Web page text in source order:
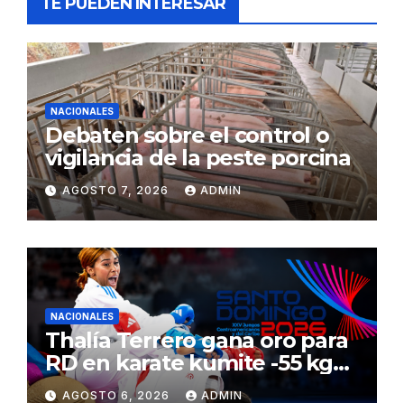
NACIONALES
Debaten sobre el control o
vigilancia de la peste porcina
AGOSTO 7, 2026 ADMIN
NACIONALES
Thalía Terrero gana oro para
RD en karate kumite -55 kg
en Santo Domingo 2026
AGOSTO 6, 2026 ADMIN